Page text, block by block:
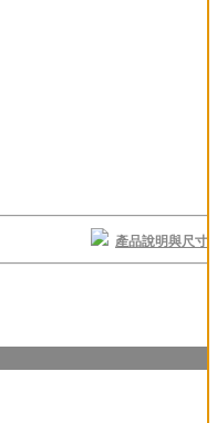
產品說明與尺寸